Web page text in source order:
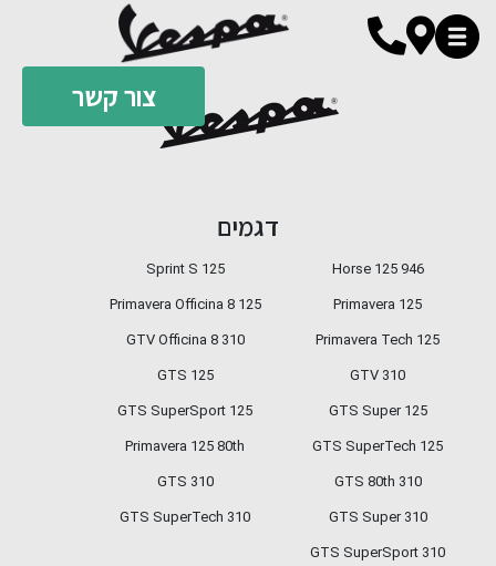
צור קשר
310 GTS SuperTech
GTS SuperSport 310
דגמים
946 Horse 125
Sprint S 125
Primavera 125
Primavera Officina 8 125
Primavera Tech 125
GTV Officina 8 310
GTV 310
GTS 125
GTS Super 125
GTS SuperSport 125
GTS SuperTech 125
Primavera 125 80th
GTS 80th 310
GTS 310
GTS Super 310
310 GTS SuperTech
GTS SuperSport 310